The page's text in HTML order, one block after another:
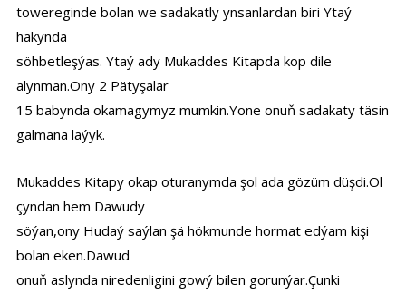
towereginde bolan we sadakatly ynsanlardan biri Ytaý
hakynda
söhbetleşýas. Ytaý ady Mukaddes Kitapda kop dile
alynman.Ony 2 Pätyşalar
15 babynda okamagymyz mumkin.Yone onuň sadakaty täsin
galmana laýyk.
Mukaddes Kitapy okap oturanymda şol ada gözüm düşdi.Ol
çyndan hem Dawudy
söýan,ony Hudaý saýlan şä hökmunde hormat edýam kişi
bolan eken.Dawud
onuň aslynda niredenligini gowý bilen gorunýar.Çunki